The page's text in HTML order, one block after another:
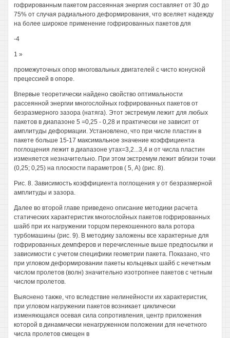
гофрированным пакетом рассеянная энергия составляет от 30 до
75% от случая радиального деформирования, что вселяет надежду
на более широкое применение гофрированных пакетов для
-4
1 »
промежуточных опор многовальных двигателей с чисто конусной
прецессией в опоре.
Впервые теоретически найдено свойство оптимальности
рассеянной энергии многослойных гофрированных пакетов от
безразмерного зазора (натяга). Этот экстремум лежит для любых
пакетов в диапазоне 5 =0,25 - 0,28 и практически не зависит от
амплитуды деформации. Установлено, что при числе пластин в
пакете больше 15-17 максимальное значение коэффициента
поглощения лежит в диапазоне утах=3,2...3,4 и от числа пластин
изменяется незначительно. При этом экстремум лежит вблизи точки
(0,25; 0,25) на плоскости параметров ( 5, А) (рис. 8).
Рис. 8. Зависимость коэффициента поглощения у от безразмерной
амплитуды и зазора.
Далее во второй главе приведено описание методики расчета
статических характеристик многослойных пакетов гофрированных
шайб при их нагружении торцом перекошенного вала ротора
турбомашины (рис. 9). В методику заложены все характерные для
гофрированных демпферов и перечисленные выше предпосылки и
зависимости с учетом специфики геометрии пакета. Показано, что
при угловом деформировании пакеты кольцевых шайб с нечетным
числом пролетов (волн) значительно изотропнее пакетов с четным
числом пролетов.
Выяснено также, что вследствие нелинейности их характеристик,
при угловом нагружении пакетов возникает циклически
изменяющаяся осевая сила сопротивления, центр приложения
которой в динамически ненагруженном положении для нечетного
числа пролетов смещен в